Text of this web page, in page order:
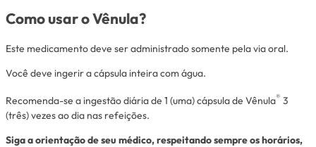
Como usar o Vênula?
Este medicamento deve ser administrado somente pela via oral.
Você deve ingerir a cápsula inteira com água.
Recomenda-se a ingestão diária de 1 (uma) cápsula de Vênula® 3
(três) vezes ao dia nas refeições.
Siga a orientação de seu médico, respeitando sempre os horários,